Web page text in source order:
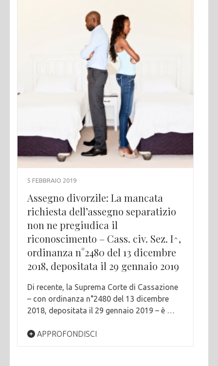
5 FEBBRAIO 2019
Assegno divorzile: La mancata
richiesta dell’assegno separatizio
non ne pregiudica il
riconoscimento – Cass. civ. Sez. I^,
ordinanza n°2480 del 13 dicembre
2018, depositata il 29 gennaio 2019
Di recente, la Suprema Corte di Cassazione
– con ordinanza n°2480 del 13 dicembre
2018, depositata il 29 gennaio 2019 – è …
APPROFONDISCI